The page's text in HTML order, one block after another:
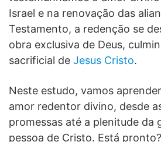
Israel e na renovação das
Testamento, a redenção se
obra exclusiva de Deus,
sacrificial de Jesus Cristo.
Neste estudo, vamos
amor redentor divino, desde
promessas até a plenitude da
pessoa de Cristo. Está